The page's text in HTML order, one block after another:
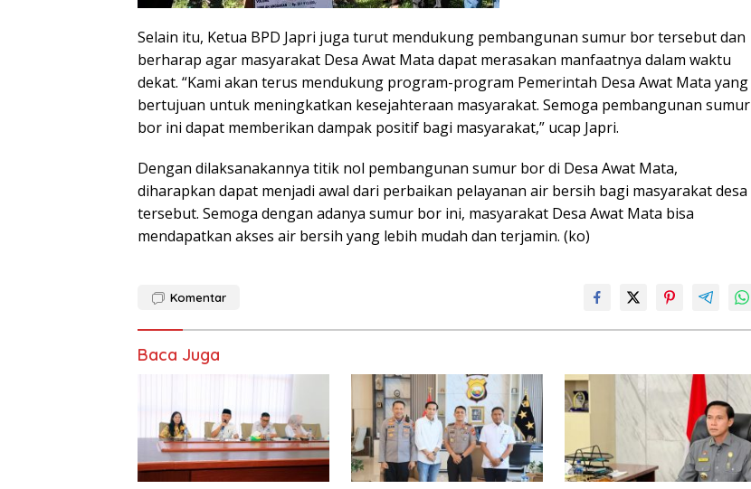
Selain itu, Ketua BPD Japri juga turut mendukung pembangunan sumur bor tersebut dan
berharap agar masyarakat Desa Awat Mata dapat merasakan manfaatnya dalam waktu
dekat. “Kami akan terus mendukung program-program Pemerintah Desa Awat Mata yang
bertujuan untuk meningkatkan kesejahteraan masyarakat. Semoga pembangunan sumur
bor ini dapat memberikan dampak positif bagi masyarakat,” ucap Japri.
Dengan dilaksanakannya titik nol pembangunan sumur bor di Desa Awat Mata,
diharapkan dapat menjadi awal dari perbaikan pelayanan air bersih bagi masyarakat desa
tersebut. Semoga dengan adanya sumur bor ini, masyarakat Desa Awat Mata bisa
mendapatkan akses air bersih yang lebih mudah dan terjamin. (ko)
Komentar
Baca Juga